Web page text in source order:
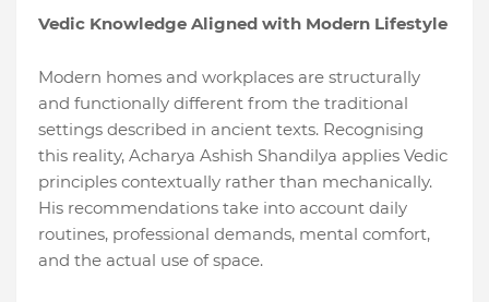
Vedic Knowledge Aligned with Modern Lifestyle
Modern homes and workplaces are structurally
and functionally different from the traditional
settings described in ancient texts. Recognising
this reality, Acharya Ashish Shandilya applies Vedic
principles contextually rather than mechanically.
His recommendations take into account daily
routines, professional demands, mental comfort,
and the actual use of space.